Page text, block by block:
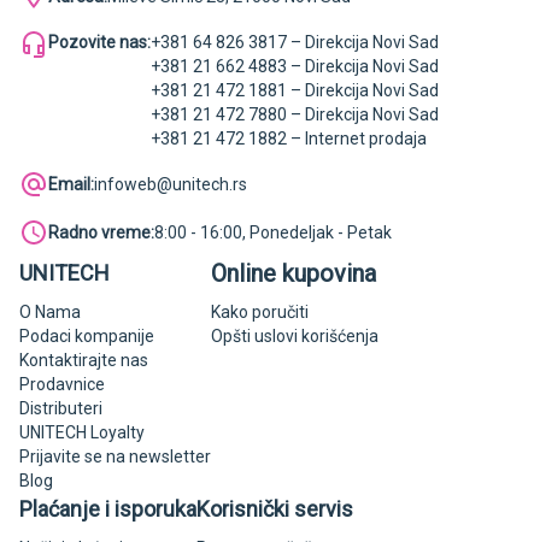
Pozovite nas:+381 64 826 3817 – Direkcija Novi Sad
+381 21 662 4883 – Direkcija Novi Sad
+381 21 472 1881 – Direkcija Novi Sad
+381 21 472 7880 – Direkcija Novi Sad
+381 21 472 1882 – Internet prodaja
Email:infoweb@unitech.rs
Radno vreme:8:00 - 16:00, Ponedeljak - Petak
UNITECH
O Nama
Podaci kompanije
Kontaktirajte nas
Prodavnice
Distributeri
UNITECH Loyalty
Prijavite se na newsletter
Blog
Online kupovina
Kako poručiti
Opšti uslovi korišćenja
Plaćanje i isporukaKorisnički servis